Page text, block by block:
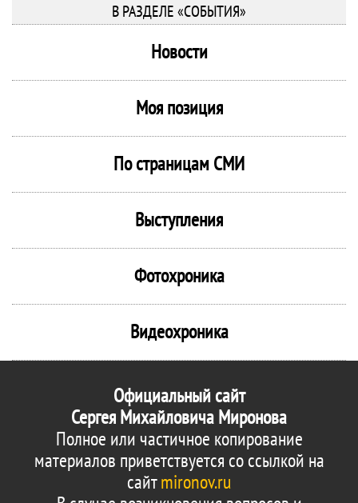
В РАЗДЕЛЕ «СОБЫТИЯ»
Новости
Моя позиция
По страницам СМИ
Выступления
Фотохроника
Видеохроника
Официальный сайт
Сергея Михайловича Миронова
Полное или частичное копирование
материалов приветствуется со ссылкой на
сайтmironov.ru